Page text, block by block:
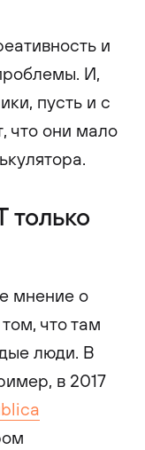
и
И,
пусть и с
что они мало
мнение о
что там
люди. В
в 2017